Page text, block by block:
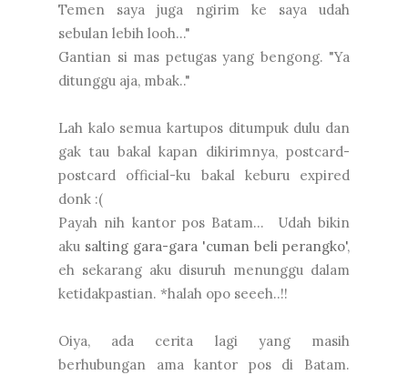
Temen saya juga ngirim ke saya udah
sebulan lebih looh..."
Gantian si mas petugas yang bengong. "Ya
ditunggu aja, mbak.."
Lah kalo semua kartupos ditumpuk dulu dan
gak tau bakal kapan dikirimnya, postcard-
postcard official-ku bakal keburu expired
donk :(
Payah nih kantor pos Batam... Udah bikin
aku salting gara-gara 'cuman beli perangko',
eh sekarang aku disuruh menunggu dalam
ketidakpastian. *halah opo seeeh..!!
Oiya, ada cerita lagi yang masih
berhubungan ama kantor pos di Batam.